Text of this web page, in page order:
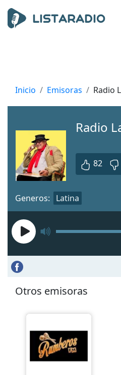
Inicio Emisoras Radio
Radio
82
Generos: Latina
Otros emisoras